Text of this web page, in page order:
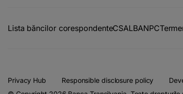
Lista băncilor corespondenteCSALBANPC
Privacy Hub Responsible disclosure policy